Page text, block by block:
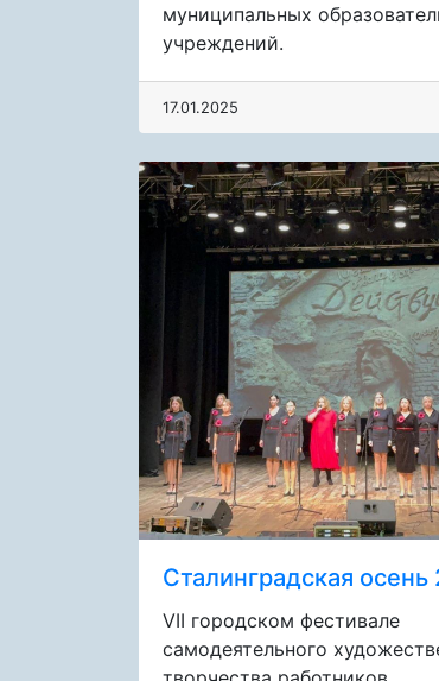
муниципальных
учреждений.
17.01.2025
Сталинградская осень
VII городском фестивале
самодеятельного